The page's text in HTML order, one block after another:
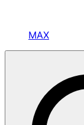
MAX